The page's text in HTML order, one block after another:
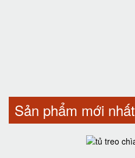
Sản phẩm mới nhất